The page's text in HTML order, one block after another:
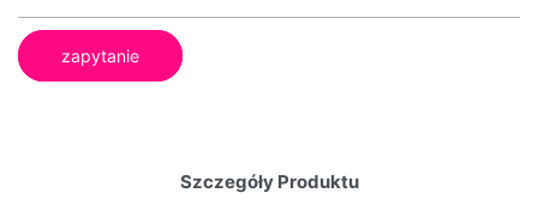
zapytanie
Szczegóły Produktu